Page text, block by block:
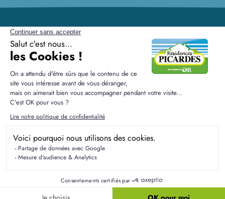
Résidences Picardes est le 1er constructeur régional de
Liens utiles
Nos terrains